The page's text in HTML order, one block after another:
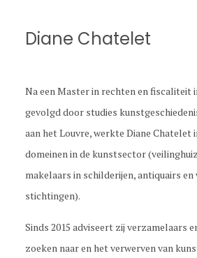
Diane Chatelet
Na een Master in rechten en fiscaliteit
gevolgd door studies
aan het Louvre, werkte Diane Chatelet
domeinen in de kunstsector
makelaars in schilderijen, antiquairs
stichtingen).
Sinds 2015 adviseert zij verzamelaars
zoeken naar en het verwerven van